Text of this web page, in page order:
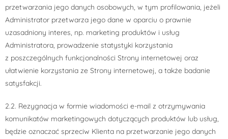
przetwarzania jego danych osobowych, w tym profilowania, jeżeli
Administrator przetwarza jego dane w oparciu o prawnie
uzasadniony interes, np. marketing produktów i usług
Administratora, prowadzenie statystyki korzystania
z poszczególnych funkcjonalności Strony internetowej oraz
ułatwienie korzystania ze Strony internetowej, a także badanie
satysfakcji.
2.2. Rezygnacja w formie wiadomości e-mail z otrzymywania
komunikatów marketingowych dotyczących produktów lub usług,
będzie oznaczać sprzeciw Klienta na przetwarzanie jego danych